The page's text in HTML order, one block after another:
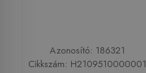
Azonosító: 186321
Cikkszám: H2109510000001